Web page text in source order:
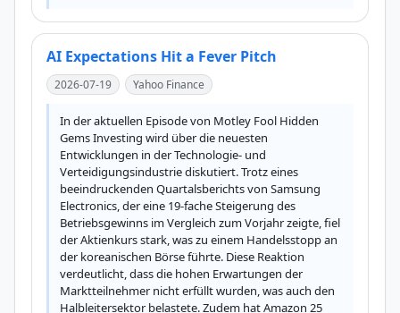
AI Expectations Hit a Fever Pitch
2026-07-19 Yahoo Finance
In der aktuellen Episode von Motley Fool Hidden
Gems Investing wird über die neuesten
Entwicklungen in der Technologie- und
Verteidigungsindustrie diskutiert. Trotz eines
beeindruckenden Quartalsberichts von Samsung
Electronics, der eine 19-fache Steigerung des
Betriebsgewinns im Vergleich zum Vorjahr zeigte, fiel
der Aktienkurs stark, was zu einem Handelsstopp an
der koreanischen Börse führte. Diese Reaktion
verdeutlicht, dass die hohen Erwartungen der
Marktteilnehmer nicht erfüllt wurden, was auch den
Halbleitersektor belastete. Zudem hat Amazon 25